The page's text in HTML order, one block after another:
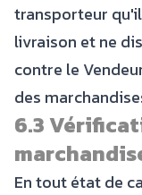
transporteur
livraison et ne
contre le
des
6.3
En tout état de